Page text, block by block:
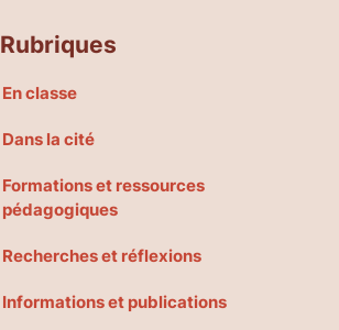
Rubriques
En classe
Dans la cité
Formations et ressources
pédagogiques
Recherches et réflexions
Informations et publications